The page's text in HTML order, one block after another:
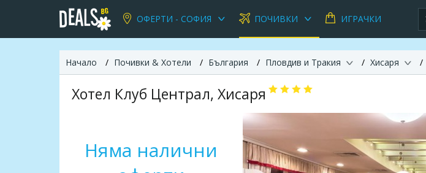
ОФЕРТИ - СОФИЯ ПОЧИВКИ ИГРАЧКИ
Начало Почивки & Хотели България Пловдив и Тракия Хисаря
Хотел Клуб Централ, Хисаря
Няма налични